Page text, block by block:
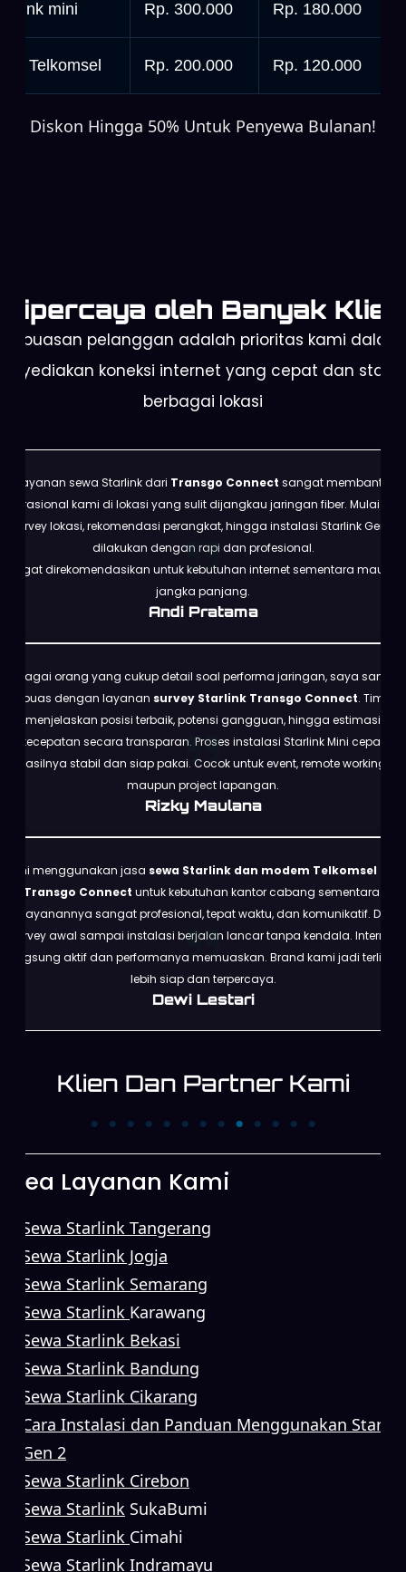
mini Rp. 300.000 Rp. 180.000
Telkomsel Rp. 200.000 Rp. 120.000
Diskon Hingga 50% Untuk Penyewa Bulanan!
Dipercaya oleh Banyak Klien
Kepuasan pelanggan adalah prioritas kami dalam
koneksi internet yang cepat dan stabil
berbagai lokasi
Layanan sewa Starlink dari Transgo Connect sangat membantu
operasional kami di lokasi yang sulit dijangkau jaringan fiber. Mulai dari
survey lokasi, rekomendasi perangkat, hingga instalasi Starlink Gen 3
dilakukan dengan rapi dan profesional.
Sangat direkomendasikan untuk kebutuhan internet sementara maupun
jangka panjang.
Andi Pratama
Sebagai orang yang cukup detail soal performa jaringan, saya sangat
puas dengan layanan survey Starlink Transgo Connect. Tim
menjelaskan posisi terbaik, potensi gangguan, hingga estimasi
kecepatan secara transparan. Proses instalasi Starlink Mini cepat,
hasilnya stabil dan siap pakai. Cocok untuk event, remote working,
maupun project lapangan.
Rizky Maulana
Kami menggunakan jasa sewa Starlink dan modem Telkomsel dari
Transgo Connect untuk kebutuhan kantor cabang sementara.
Pelayanannya sangat profesional, tepat waktu, dan komunikatif. Dari
survey awal sampai instalasi berjalan lancar tanpa kendala. Internet
langsung aktif dan performanya memuaskan. Brand kami jadi terlihat
lebih siap dan terpercaya.
Dewi Lestari
Klien Dan Partner Kami
PT. Trans News
Corpora
Area Layanan Kami
Sewa Starlink Tangerang
Sewa Starlink Jogja
Sewa Starlink Semarang
Sewa Starlink Karawang
Sewa Starlink Bekasi
Sewa Starlink Bandung
Sewa Starlink Cikarang
Cara Instalasi dan Panduan Menggunakan
Gen 2
Sewa Starlink Cirebon
Sewa Starlink SukaBumi
Sewa Starlink Cimahi
Sewa Starlink Indramayu